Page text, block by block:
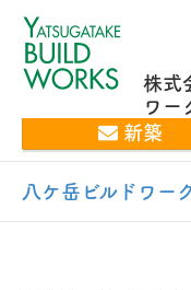
株式
ワー
新築
八ケ岳ビルドワー